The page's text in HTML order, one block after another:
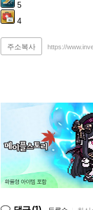
5
4
주소복사 https://